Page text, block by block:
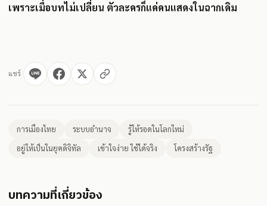
เพราะเมื่อบทไม่เปลี่ยน ตัวละครก็แค่คนแสดงในฉากเดิม
แชร์
การเมืองไทย ระบบอำนาจ
รู้ให้รอดในโลกใหม่
อยู่ให้เป็นในยุคดิจิทัล
เข้าใจง่าย ใช้ได้จริง โครงสร้างรัฐ
บทความที่เกี่ยวข้อง